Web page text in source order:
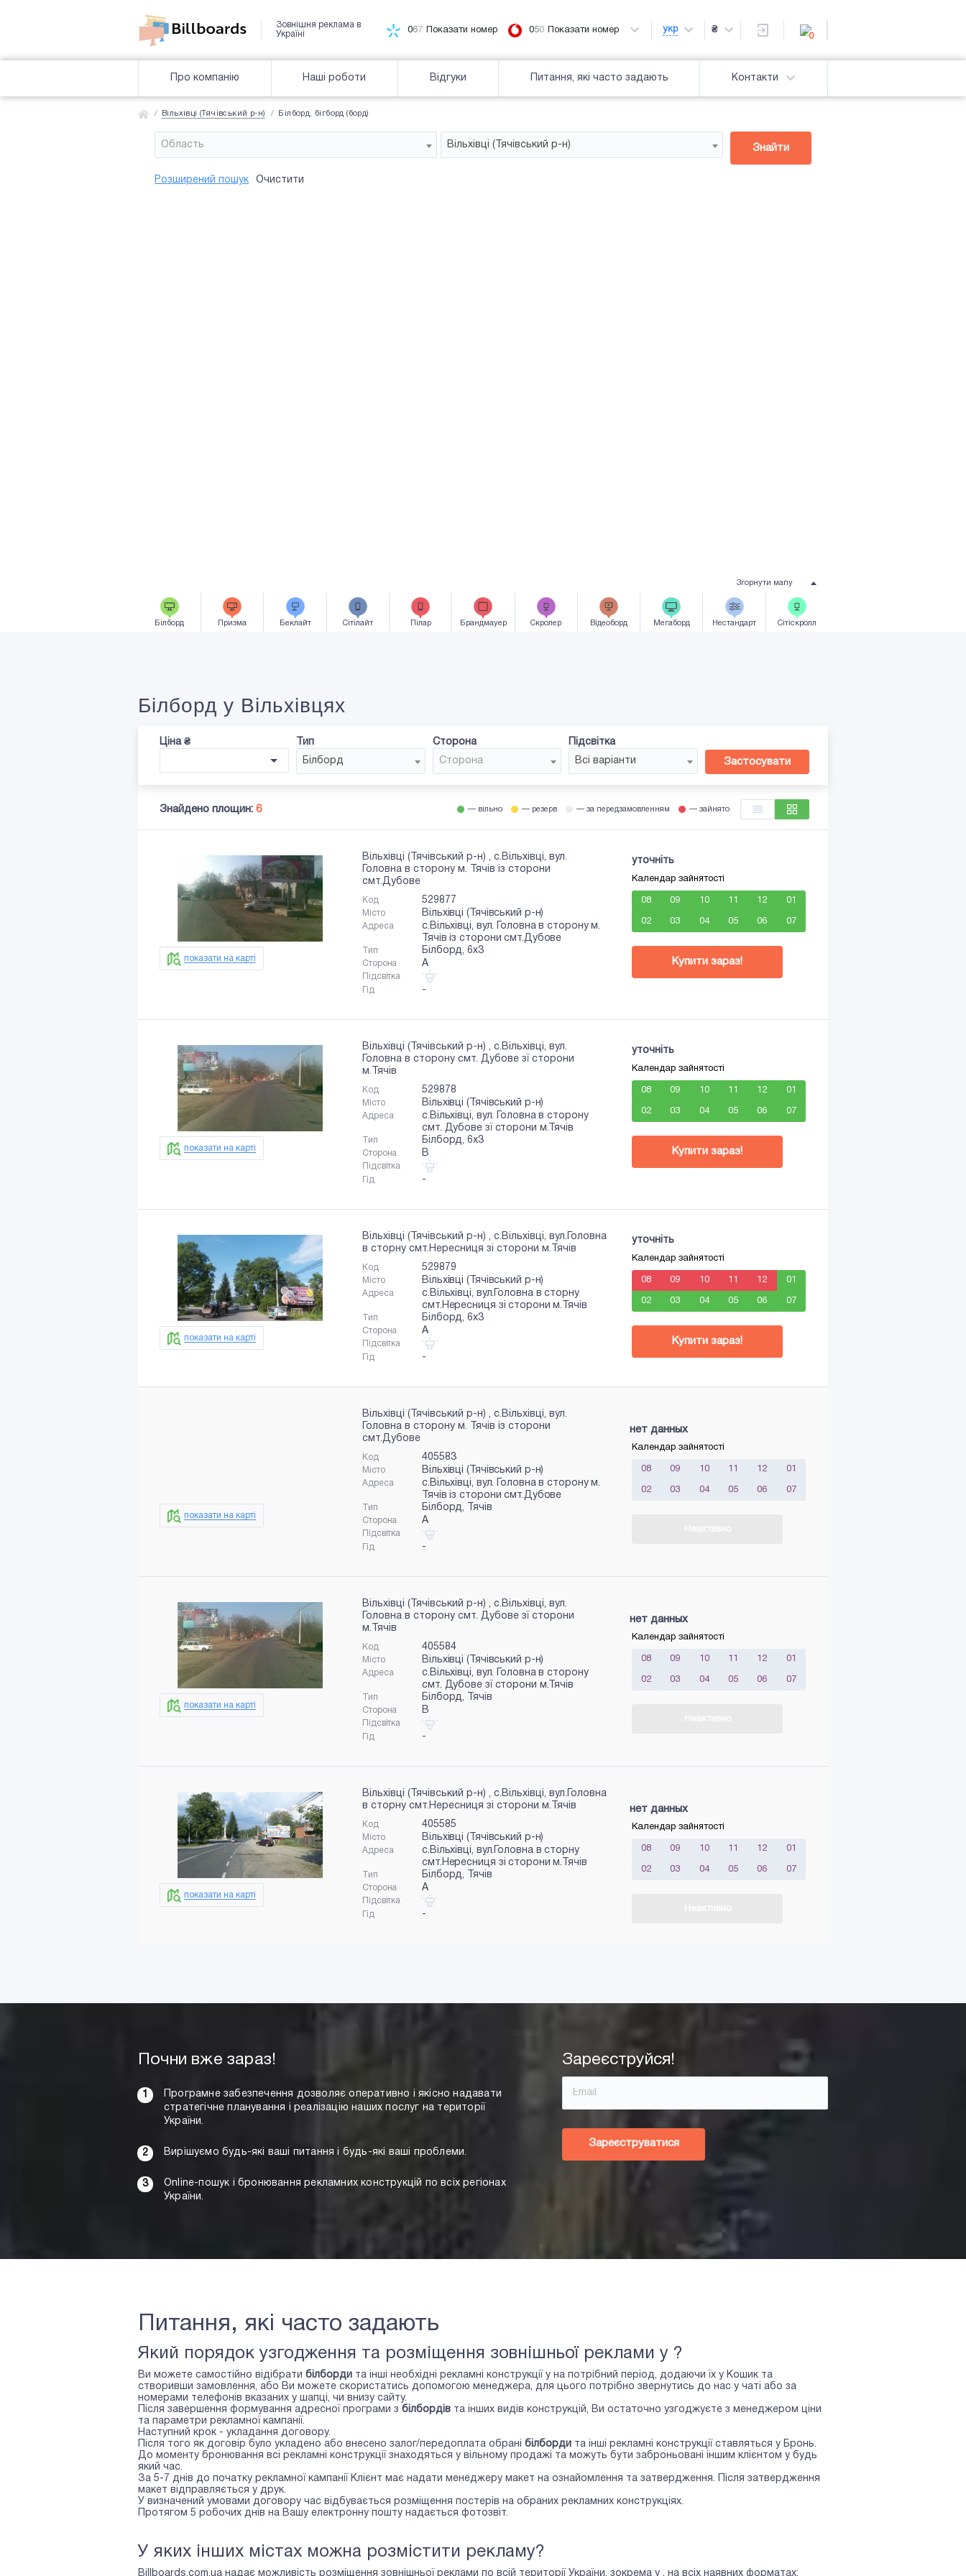
Зовнішня реклама в
Україні
067 Показати номер 050 Показати номер укр ₴
0
Про компанію Наші роботи Відгуки Питання, які часто задають Контакти
Вільхівці (Тячівський р-н) Білборд, бігборд (борд)
Область Вільхівці (Тячівський р-н)
Район
Сторона
Усi Усi
Розширений пошук Очистити
Знайти
Згорнути мапу
Білборд Призма Беклайт Сiтiлайт Пілар Брандмауер Скролер Відеоборд Мегаборд Нестандарт Сiтicкролл
Білборд у Вільхівцях
Ціна ₴
Тип
Білборд
Сторона
Сторона
Підсвітка
Всі варіанти
Застосувати
Знайдено площин: 6 — вільно — резерв — за передзамовленням — зайнято
показати на карті
Вільхівці (Тячівський р-н) , с.Вільхівці, вул.
Головна в сторону м. Тячів із сторони
смт.Дубове
Код 529877
Місто Вільхівці (Тячівський р-н)
Адреса
с.Вільхівці, вул. Головна в сторону м.
Тячів із сторони смт.Дубове
Тип Білборд, 6x3
Сторона A
Підсвітка
Гід
-
уточніть
Календар зайнятості
08 09 10 11 12 01
02 03 04 05 06 07
Купити зараз!
показати на карті
Вільхівці (Тячівський р-н) , с.Вільхівці, вул.
Головна в сторону смт. Дубове зї сторони
м.Тячів
Код 529878
Місто Вільхівці (Тячівський р-н)
Адреса
с.Вільхівці, вул. Головна в сторону
смт. Дубове зї сторони м.Тячів
Тип Білборд, 6x3
Сторона B
Підсвітка
Гід
-
уточніть
Календар зайнятості
08 09 10 11 12 01
02 03 04 05 06 07
Купити зараз!
показати на карті
Вільхівці (Тячівський р-н) , с.Вільхівці, вул.Головна
в сторну смт.Нересниця зі сторони м.Тячів
Код 529879
Місто Вільхівці (Тячівський р-н)
Адреса
с.Вільхівці, вул.Головна в сторну
смт.Нересниця зі сторони м.Тячів
Тип Білборд, 6x3
Сторона A
Підсвітка
Гід
-
уточніть
Календар зайнятості
08 09 10 11 12 01
02 03 04 05 06 07
Купити зараз!
показати на карті
Вільхівці (Тячівський р-н) , с.Вільхівці, вул.
Головна в сторону м. Тячів із сторони
смт.Дубове
Код 405583
Місто Вільхівці (Тячівський р-н)
Адреса
с.Вільхівці, вул. Головна в сторону м.
Тячів із сторони смт.Дубове
Тип Білборд, Тячів
Сторона A
Підсвітка
Гід
-
нет данных
Календар зайнятості
08 09 10 11 12 01
02 03 04 05 06 07
показати на карті
Вільхівці (Тячівський р-н) , с.Вільхівці, вул.
Головна в сторону смт. Дубове зї сторони
м.Тячів
Код 405584
Місто Вільхівці (Тячівський р-н)
Адреса
с.Вільхівці, вул. Головна в сторону
смт. Дубове зї сторони м.Тячів
Тип Білборд, Тячів
Сторона B
Підсвітка
Гід
-
нет данных
Календар зайнятості
08 09 10 11 12 01
02 03 04 05 06 07
показати на карті
Вільхівці (Тячівський р-н) , с.Вільхівці, вул.Головна
в сторну смт.Нересниця зі сторони м.Тячів
Код 405585
Місто Вільхівці (Тячівський р-н)
Адреса
с.Вільхівці, вул.Головна в сторну
смт.Нересниця зі сторони м.Тячів
Тип Білборд, Тячів
Сторона A
Підсвітка
Гід
-
нет данных
Календар зайнятості
08 09 10 11 12 01
02 03 04 05 06 07
Почни вже зараз!
Програмне забезпечення дозволяє оперативно і якісно надавати
стратегічне планування і реалізацію наших послуг на території
України.
Вирішуємо будь-які ваші питання і будь-які ваші проблеми.
Online-пошук і бронювання рекламних конструкцій по всіх регіонах
України.
Зареєструйся!
Зареєструватися
Питання, які часто задають
Який порядок узгодження та розміщення зовнішньої реклами у ?
Ви можете самостійно відібрати білборди та інші необхідні рекламні конструкції у на потрібний період, додаючи їх у Кошик та
створивши замовлення, або Ви можете скористатись допомогою менеджера, для цього потрібно звернутись до нас у чаті або за
номерами телефонів вказаних у шапці, чи внизу сайту.
Після завершення формування адресної програми з білбордів та інших видів конструкцій, Ви остаточно узгоджуєте з менеджером ціни
та параметри рекламної кампанії.
Наступний крок - укладання договору.
Після того як договір було укладено або внесено залог/передоплата обрані білборди та інші рекламні конструкції ставляться у Бронь.
До моменту бронювання всі рекламні конструкції знаходяться у вільному продажі та можуть бути заброньовані іншим клієнтом у будь
який час.
За 5-7 днів до початку рекламної кампанії Клієнт має надати менеджеру макет на ознайомлення та затвердження. Після затвердження
макет відправляється у друк.
У визначений умовами договору час відбувається розміщення постерів на обраних рекламних конструкціях.
Протягом 5 робочих днів на Вашу електронну пошту надається фотозвіт.
У яких інших містах можна розмістити рекламу?
Billboards.com.ua надає можливість розміщення зовнішньої реклами по всій території України, зокрема у , на всіх наявних форматах: